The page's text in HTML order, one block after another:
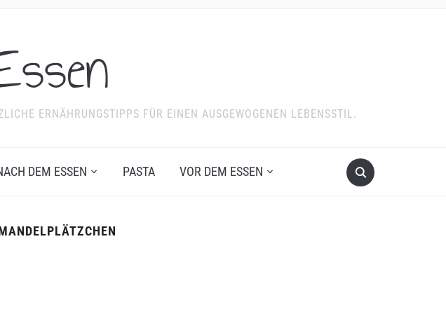
ERNÄHRUNGSTIPPS FÜR EINEN AUSGEWOGENEN LEBENSSTIL.
DEM ESSEN PASTA VOR DEM ESSEN